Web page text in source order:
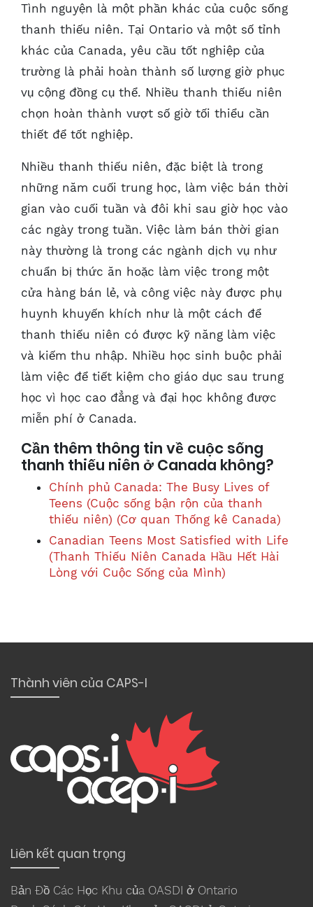
Tình nguyện là một phần khác của cuộc sống
thanh thiếu niên. Tại Ontario và một số tỉnh
khác của Canada, yêu cầu tốt nghiệp của
trường là phải hoàn thành số lượng giờ phục
vụ cộng đồng cụ thể. Nhiều thanh thiếu niên
chọn hoàn thành vượt số giờ tối thiểu cần
thiết để tốt nghiệp.
Nhiều thanh thiếu niên, đặc biệt là trong
những năm cuối trung học, làm việc bán thời
gian vào cuối tuần và đôi khi sau giờ học vào
các ngày trong tuần. Việc làm bán thời gian
này thường là trong các ngành dịch vụ như
chuẩn bị thức ăn hoặc làm việc trong một
cửa hàng bán lẻ, và công việc này được phụ
huynh khuyến khích như là một cách để
thanh thiếu niên có được kỹ năng làm việc
và kiếm thu nhập. Nhiều học sinh buộc phải
làm việc để tiết kiệm cho giáo dục sau trung
học vì học cao đẳng và đại học không được
miễn phí ở Canada.
Cần thêm thông tin về cuộc sống
thanh thiếu niên ở Canada không?
Chính phủ Canada: The Busy Lives of
Teens (Cuộc sống bận rộn của thanh
thiếu niên) (Cơ quan Thống kê Canada)
Canadian Teens Most Satisfied with Life
(Thanh Thiếu Niên Canada Hầu Hết Hài
Lòng với Cuộc Sống của Mình)
Thành viên của CAPS-I
Liên kết quan trọng
Bản Đồ Các Học Khu của OASDI ở Ontario